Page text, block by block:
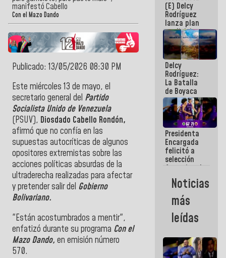
manifestó Cabello
Con el Mazo Dando
Publicado: 13/05/2026 08:30 PM
Este miércoles 13 de mayo, el
secretario general del Partido
Socialista Unido de Venezuela
(PSUV), Diosdado Cabello Rondón,
afirmó que no confía en las
supuestas autocríticas de algunos
opositores extremistas sobre las
acciones políticas absurdas de la
ultraderecha realizadas para afectar
y pretender salir del Gobierno
Bolivariano.
"Están acostumbrados a mentir",
enfatizó durante su programa Con el
Mazo Dando, en emisión número
570.
sísmica en
la última
semana
(E) Delcy
Rodríguez
lanza plan
crediticio
con subsidio
a Juntas de
Condominio
Delcy
Rodríguez:
La Batalla
de Boyaca
representa
un capítulo
decisivo en
la gesta
emancipadora
de nuestra
América
Presidenta
Encargada
felicitó a
selección
femenina de
baloncesto
por su
clasificación
a la
AmeriCup
2027
Noticias
más
leídas